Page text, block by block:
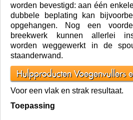
worden bevestigd: aan één
dubbele beplating kan
opgehangen. Nog een
breekwerk kunnen allerlei
worden weggewerkt in de
staanderwand.
Hulpproducten Voegenvullers
Voor een vlak en strak resultaat.
Toepassing